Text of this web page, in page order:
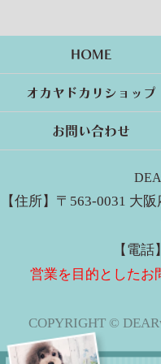
HOME
オカヤドカリショップ
お問い合わせ
【住所】〒563-0031 大
【電
営業を目的としたお
COPYRIGHT ©